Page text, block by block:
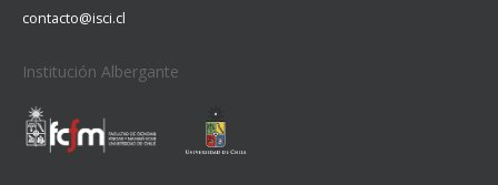
contacto@isci.cl
Institución Albergante